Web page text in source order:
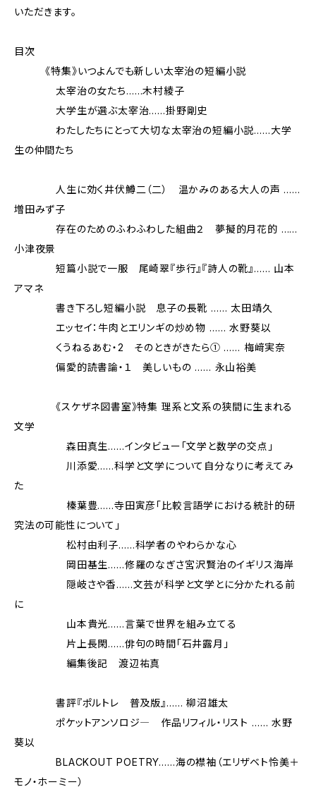
いただきます。
目次
《特集》いつよんでも新しい太宰治の短編小説
太宰治の女たち……木村綾子
大学生が選ぶ太宰治……掛野剛史
わたしたちにとって大切な太宰治の短編小説……大学
生の仲間たち
人生に効く井伏鱒二（二） 温かみのある大人の声 ……
増田みず子
存在のためのふわふわした組曲２ 夢擬的月花的 ……
小津夜景
短篇小説で一服 尾崎翠『歩行』『詩人の靴』…… 山本
アマネ
書き下ろし短編小説 息子の長靴 …… 太田靖久
エッセイ：牛肉とエリンギの炒め物 …… 水野葵以
くうねるあむ・2 そのときがきたら① …… 梅﨑実奈
偏愛的読書論・１ 美しいもの …… 永山裕美
《スケザネ図書室》特集 理系と文系の狭間に生まれる
文学
森田真生……インタビュー「文学と数学の交点」
川添愛……科学と文学について自分なりに考えてみ
た
榛葉豊……寺田寅彦「比較言語学における統計的研
究法の可能性について」
松村由利子……科学者のやわらかな心
岡田基生……修羅のなぎさ――宮沢賢治のイギリス海岸
隠岐さや香……文芸が科学と文学とに分かたれる前
に
山本貴光……言葉で世界を組み立てる
片上長閑……俳句の時間「石井露月」
編集後記 渡辺祐真
書評『ポルトレ 普及版』…… 柳沼雄太
ポケットアンソロジ― 作品リフィル・リスト …… 水野
葵以
BLACKOUT POETRY……海の襟袖（エリザベト怜美＋
モノ・ホーミー）